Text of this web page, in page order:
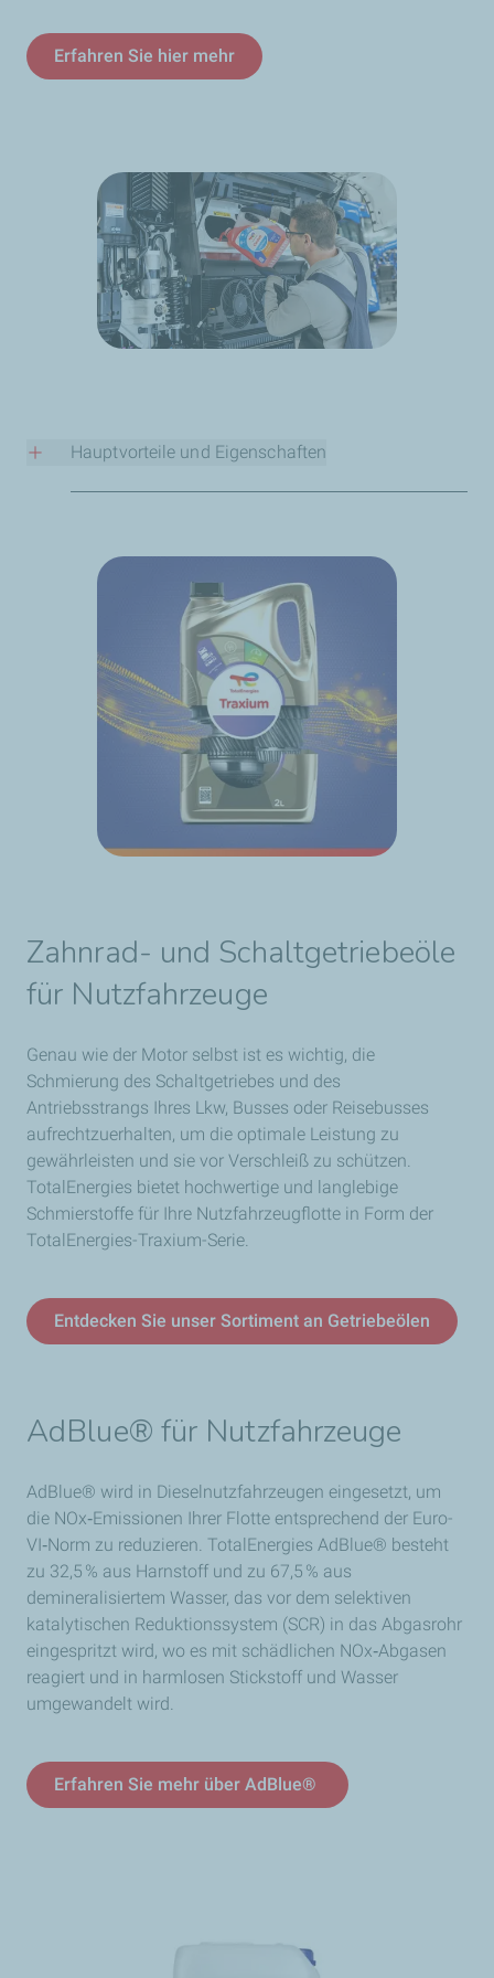
Erfahren Sie hier mehr
Hauptvorteile und Eigenschaften
Eine Vielzahl von Optionen, die auf Ihre Bedürfnisse
zugeschnitten sind – einschließlich gebrauchsfertiger
und konzentrierter Produkte
Vermeiden Sie unnötige Ausgaben – reduzieren Sie
Ihre Wartungskosten
Keine Sorge – schützt vor Motorausfällen, Korrosion
und Überhitzung
Zahnrad- und Schaltgetriebeöle
für Nutzfahrzeuge
Genau wie der Motor selbst ist es wichtig, die
Schmierung des Schaltgetriebes und des
Antriebsstrangs Ihres Lkw, Busses oder Reisebusses
aufrechtzuerhalten, um die optimale Leistung zu
gewährleisten und sie vor Verschleiß zu schützen.
TotalEnergies bietet hochwertige und langlebige
Schmierstoffe für Ihre Nutzfahrzeugflotte in Form der
TotalEnergies-Traxium-Serie.
Entdecken Sie unser Sortiment an Getriebeölen
AdBlue® für Nutzfahrzeuge
AdBlue® wird in Dieselnutzfahrzeugen eingesetzt, um
die NOx‑Emissionen Ihrer Flotte entsprechend der Euro-
VI‑Norm zu reduzieren. TotalEnergies AdBlue® besteht
zu 32,5 % aus Harnstoff und zu 67,5 % aus
demineralisiertem Wasser, das vor dem selektiven
katalytischen Reduktionssystem (SCR) in das Abgasrohr
eingespritzt wird, wo es mit schädlichen NOx‑Abgasen
reagiert und in harmlosen Stickstoff und Wasser
umgewandelt wird.
Erfahren Sie mehr über AdBlue®